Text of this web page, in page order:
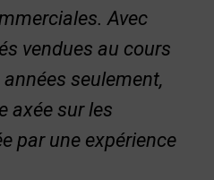
Avec
vendues au cours
seulement,
axée sur les
par une expérience